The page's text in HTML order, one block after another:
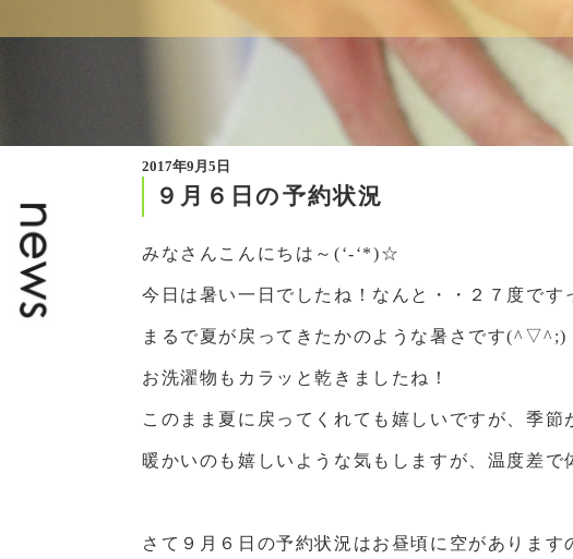
2017年9月5日
９月６日の予約状況
みなさんこんにちは～(‘-‘*)☆
今日は暑い一日でしたね！なんと・・２７度です
まるで夏が戻ってきたかのような暑さです(^▽^;)
お洗濯物もカラッと乾きましたね！
このまま夏に戻ってくれても嬉しいですが、季
暖かいのも嬉しいような気もしますが、温度差
さて９月６日の予約状況はお昼頃に空がありま